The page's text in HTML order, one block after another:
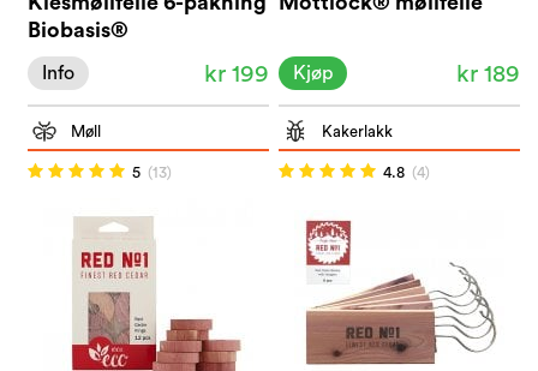
Biobasis®
kr 199
Info kr 189
Kjøp
Møll
5 (13)
Kakerlakk
4.8 (4)